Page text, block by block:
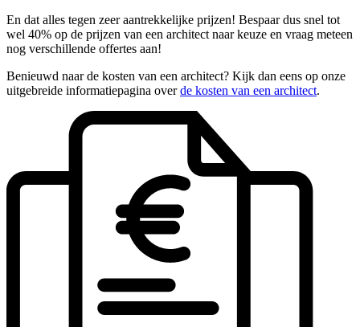
En dat alles tegen zeer aantrekkelijke prijzen! Bespaar dus snel tot
wel 40% op de prijzen van een architect naar keuze en vraag meteen
nog verschillende offertes aan!
Benieuwd naar de kosten van een architect? Kijk dan eens op onze
uitgebreide informatiepagina overde kosten van een architect.